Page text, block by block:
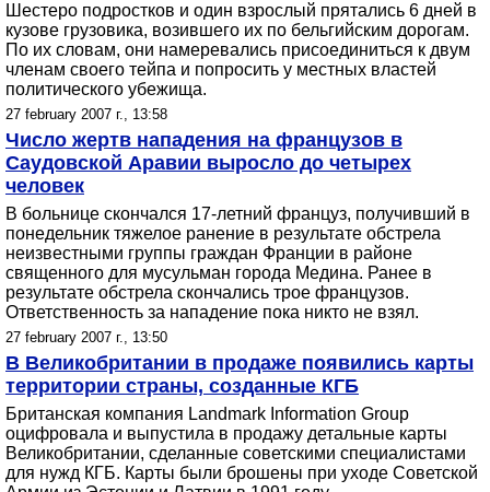
Шестеро подростков и один взрослый прятались 6 дней в
кузове грузовика, возившего их по бельгийским дорогам.
По их словам, они намеревались присоединиться к двум
членам своего тейпа и попросить у местных властей
политического убежища.
27 february 2007 г., 13:58
Число жертв нападения на французов в
Саудовской Аравии выросло до четырех
человек
В больнице скончался 17-летний француз, получивший в
понедельник тяжелое ранение в результате обстрела
неизвестными группы граждан Франции в районе
священного для мусульман города Медина. Ранее в
результате обстрела скончались трое французов.
Ответственность за нападение пока никто не взял.
27 february 2007 г., 13:50
В Великобритании в продаже появились карты
территории страны, созданные КГБ
Британская компания Landmark Information Group
оцифровала и выпустила в продажу детальные карты
Великобритании, сделанные советскими специалистами
для нужд КГБ. Карты были брошены при уходе Советской